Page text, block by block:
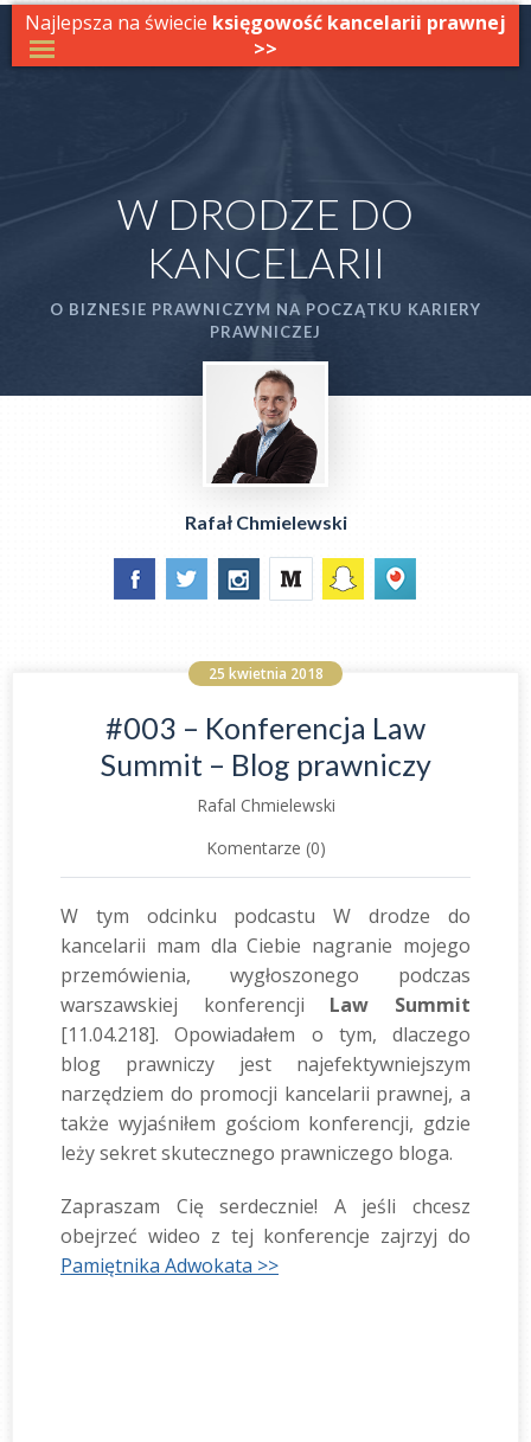
Najlepsza na świecie księgowość kancelarii prawnej
>>
W DRODZE DO
KANCELARII
O BIZNESIE PRAWNICZYM NA POCZĄTKU KARIERY
PRAWNICZEJ
Rafał Chmielewski
25 kwietnia 2018
#003 – Konferencja Law
Summit – Blog prawniczy
Rafal Chmielewski
Komentarze (0)
W tym odcinku podcastu W drodze do
kancelarii mam dla Ciebie nagranie mojego
przemówienia, wygłoszonego podczas
warszawskiej konferencji Law Summit
[11.04.218]. Opowiadałem o tym, dlaczego
blog prawniczy jest najefektywniejszym
narzędziem do promocji kancelarii prawnej, a
także wyjaśniłem gościom konferencji, gdzie
leży sekret skutecznego prawniczego bloga.
Zapraszam Cię serdecznie! A jeśli chcesz
obejrzeć wideo z tej konferencje zajrzyj do
Pamiętnika Adwokata >>